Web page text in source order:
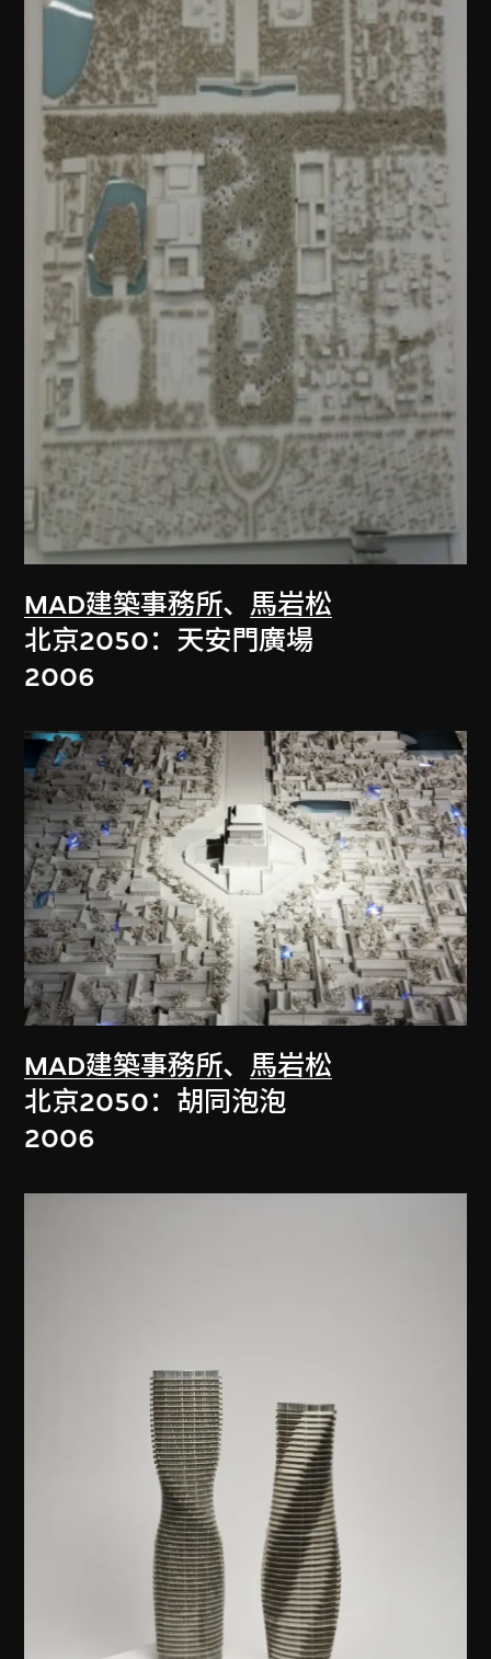
MAD建築事務所、 馬岩松
北京2050：天安門廣場
2006
MAD建築事務所、 馬岩松
北京2050：胡同泡泡
2006